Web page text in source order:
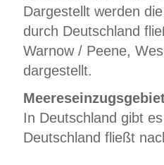
Dargestellt werden
durch Deutschland
Warnow / Peene,
dargestellt.
In Deutschland gibt
Deutschland fließt